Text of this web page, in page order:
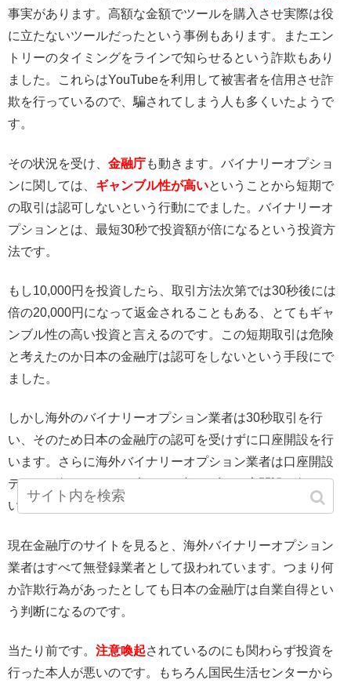
事実があります。高額な金額でツールを購入させ実際は役
に立たないツールだったという事例もあります。またエン
トリーのタイミングをラインで知らせるという詐欺もあり
ました。これらはYouTubeを利用して被害者を信用させ詐
欺を行っているので、騙されてしまう人も多くいたようで
す。
その状況を受け、 金融庁も動きます。バイナリーオプショ
ンに関しては、 ギャンブル性が高いということから短期で
の取引は認可しないという行動にでました。バイナリーオ
プションとは、最短30秒で投資額が倍になるという投資方
法です。
もし10,000円を投資したら、取引方法次第では30秒後には
倍の20,000円になって返金されることもある、とてもギャ
ンブル性の高い投資と言えるのです。この短期取引は危険
と考えたのか日本の金融庁は認可をしないという手段にで
ました。
しかし海外のバイナリーオプション業者は30秒取引を行
い、そのため日本の金融庁の認可を受けずに口座開設を行
います。さらに海外バイナリーオプション業者は口座開設
テストも行いません。来るもの拒まずで口座開設を行って
いるのです。
現在金融庁のサイトを見ると、海外バイナリーオプション
業者はすべて無登録業者として扱われています。つまり何
か詐欺行為があったとしても日本の金融庁は自業自得とい
う判断になるのです。
当たり前です。 注意喚起されているのにも関わらず投資を
行った本人が悪いのです。もちろん国民生活センターから